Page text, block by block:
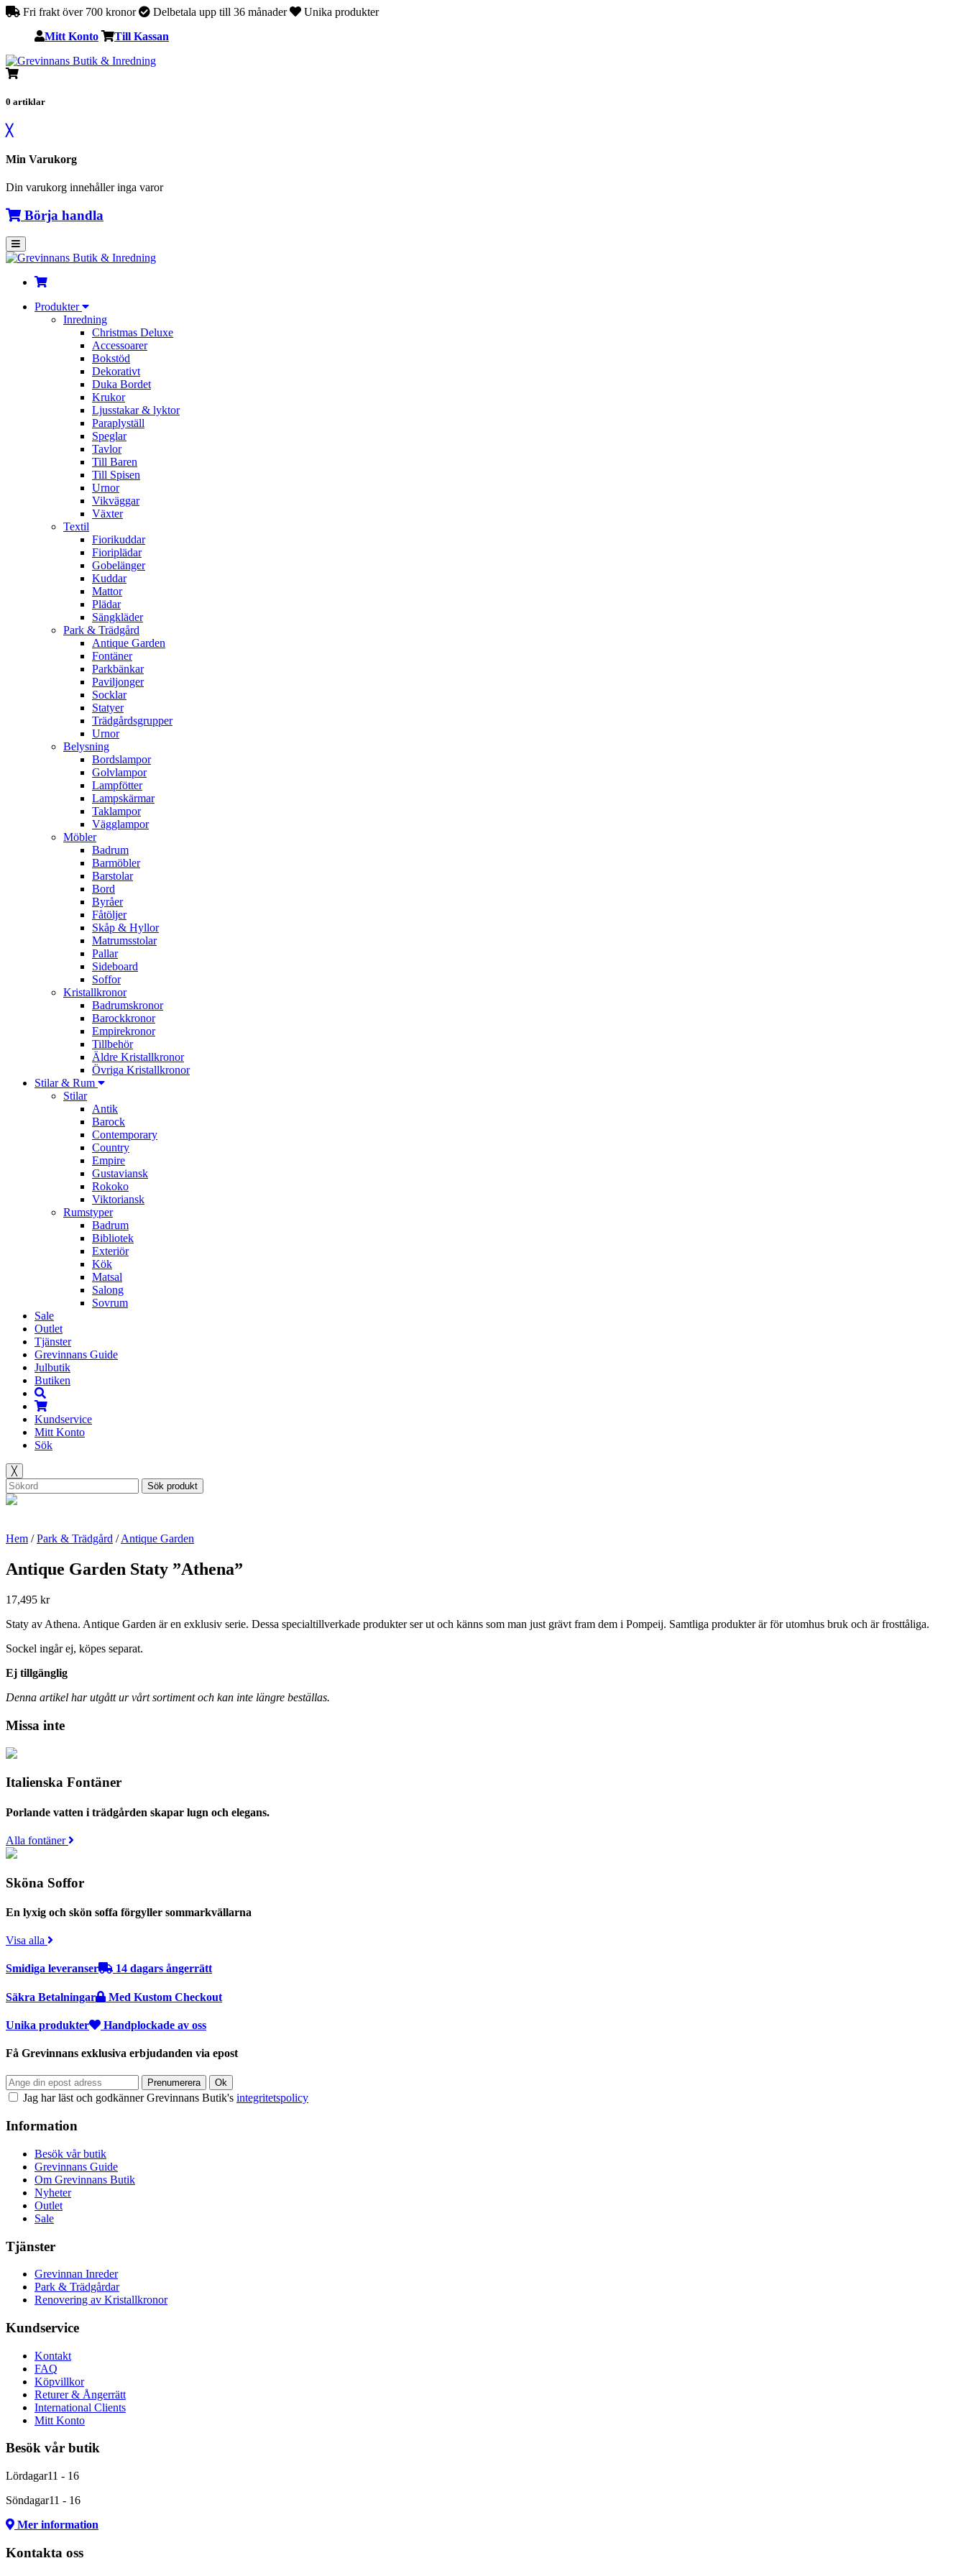
Fri frakt över 700 kronor Delbetala upp till 36 månader Unika produkter
Mitt Konto Till Kassan
0 artiklar
╳
Min Varukorg
Din varukorg innehåller inga varor
Börja handla
Produkter
Inredning
Christmas Deluxe
Accessoarer
Bokstöd
Dekorativt
Duka Bordet
Krukor
Ljusstakar & lyktor
Paraplyställ
Speglar
Tavlor
Till Baren
Till Spisen
Urnor
Vikväggar
Växter
Textil
Fiorikuddar
Fioriplädar
Gobelänger
Kuddar
Mattor
Plädar
Sängkläder
Park & Trädgård
Antique Garden
Fontäner
Parkbänkar
Paviljonger
Socklar
Statyer
Trädgårdsgrupper
Urnor
Belysning
Bordslampor
Golvlampor
Lampfötter
Lampskärmar
Taklampor
Vägglampor
Möbler
Badrum
Barmöbler
Barstolar
Bord
Byråer
Fåtöljer
Skåp & Hyllor
Matrumsstolar
Pallar
Sideboard
Soffor
Kristallkronor
Badrumskronor
Barockkronor
Empirekronor
Tillbehör
Äldre Kristallkronor
Övriga Kristallkronor
Stilar & Rum
Stilar
Antik
Barock
Contemporary
Country
Empire
Gustaviansk
Rokoko
Viktoriansk
Rumstyper
Badrum
Bibliotek
Exteriör
Kök
Matsal
Salong
Sovrum
Sale
Outlet
Tjänster
Grevinnans Guide
Julbutik
Butiken
Kundservice
Mitt Konto
Sök
╳
Sök produkt
Hem /Park & Trädgård /Antique Garden
Antique Garden Staty ”Athena”
17,495 kr
Staty av Athena. Antique Garden är en exklusiv serie. Dessa specialtillverkade produkter ser ut och känns som man just grävt fram dem i Pompeij. Samtliga produkter är för utomhus bruk och är frosttåliga.
Sockel ingår ej, köpes separat.
Ej tillgänglig
Denna artikel har utgått ur vårt sortiment och kan inte längre beställas.
Missa inte
Italienska Fontäner
Porlande vatten i trädgården skapar lugn och elegans.
Alla fontäner
Sköna Soffor
En lyxig och skön soffa förgyller sommarkvällarna
Visa alla
Smidiga leveranser 14 dagars ångerrätt
Säkra Betalningar Med Kustom Checkout
Unika produkter Handplockade av oss
Få Grevinnans exklusiva erbjudanden via epost
Jag har läst och godkänner Grevinnans Butik's integritetspolicy
Information
Besök vår butik
Grevinnans Guide
Om Grevinnans Butik
Nyheter
Outlet
Sale
Tjänster
Grevinnan Inreder
Park & Trädgårdar
Renovering av Kristallkronor
Kundservice
Kontakt
FAQ
Köpvillkor
Returer & Ångerrätt
International Clients
Mitt Konto
Besök vår butik
Lördagar11 - 16
Söndagar11 - 16
Mer information
Kontakta oss